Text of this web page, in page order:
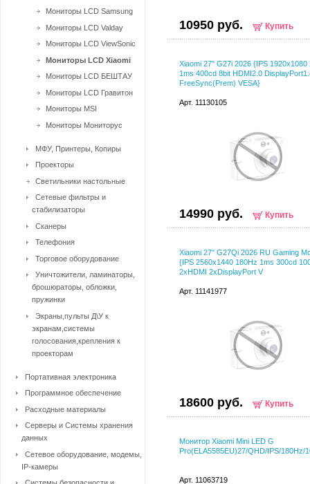
10950 руб. Купить
Xiaomi 27" G27i 2026 {IPS 1920x1080
1ms 400cd 8bit HDMI2.0
FreeSync(Prem) VESA}
Арт. 11130105
14990 руб. Купить
Xiaomi 27" G27Qi 2026 RU Gaming
{IPS 2560x1440 180Hz 1ms 300cd
2xHDMI 2xDisplayPort V
Арт. 11141977
18600 руб. Купить
Монитор Xiaomi Mini LED G
Pro(ELA5585EU)27/QHD/IPS/180Hz/
Арт. 11063719
Мониторы LCD Samsung
Мониторы LCD Valday
Мониторы LCD ViewSonic
Мониторы LCD Xiaomi
Мониторы LCD БЕШТАУ
Мониторы LCD Гравитон
Мониторы MSI
Мониторы Мониторус
МФУ, Принтеры, Копиры
Проекторы
Светильники настольные
Сетевые фильтры и
стабилизаторы
Сканеры
Телефония
Торговое оборудование
Уничтожители, ламинаторы,
брошюраторы, обложки,
пружинки
Экраны,пульты Д\У к
экранам,системы
голосования,крепления к
проекторам
Портативная электроника
Программное обеспечение
Расходные материалы
Серверы и Системы хранения
данных
Сетевое оборудование, модемы,
IP-камеры